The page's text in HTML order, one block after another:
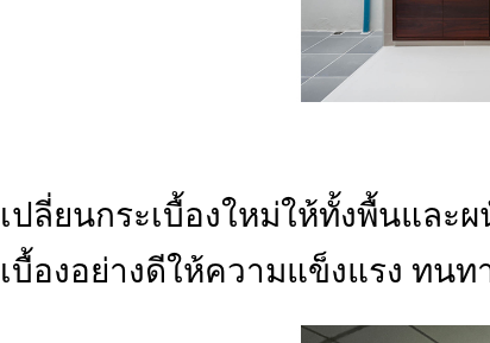
ปลี่ยนกระเบื้องใหม่ให้ทั้งพื้นและ
บื้องอย่างดีให้ความแข็งแรง ทน